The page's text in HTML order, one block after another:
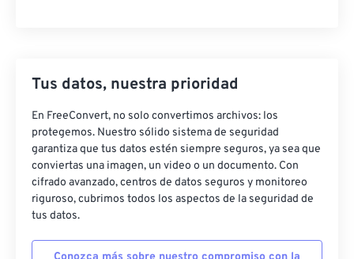
Tus datos, nuestra prioridad
En FreeConvert, no solo convertimos archivos: los
protegemos. Nuestro sólido sistema de seguridad
garantiza que tus datos estén siempre seguros, ya sea que
conviertas una imagen, un video o un documento. Con
cifrado avanzado, centros de datos seguros y monitoreo
riguroso, cubrimos todos los aspectos de la seguridad de
tus datos.